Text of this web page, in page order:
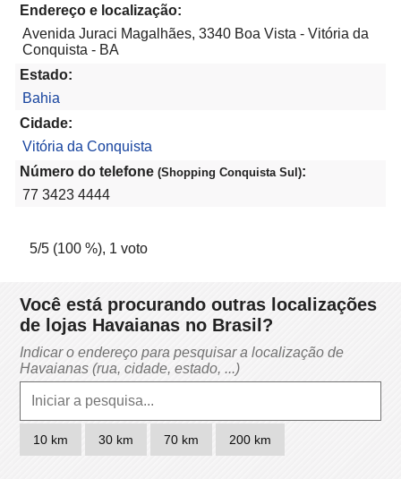
Endereço e localização:
Avenida Juraci Magalhães, 3340 Boa Vista - Vitória da
Conquista - BA
Estado:
Bahia
Cidade:
Vitória da Conquista
Número do telefone (Shopping Conquista Sul):
77 3423 4444
5/5 (100 %), 1 voto
Você está procurando outras localizações
de lojas Havaianas no Brasil?
Indicar o endereço para pesquisar a localização de
Havaianas (rua, cidade, estado, ...)
10 km 30 km 70 km 200 km